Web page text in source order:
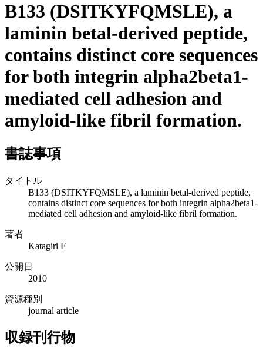
B133 (DSITKYFQMSLE), a
laminin betal-derived peptide,
contains distinct core sequences
for both integrin alpha2beta1-
mediated cell adhesion and
amyloid-like fibril formation.
書誌事項
タイトル
B133 (DSITKYFQMSLE), a laminin betal-derived peptide,
contains distinct core sequences for both integrin alpha2beta1-
mediated cell adhesion and amyloid-like fibril formation.
著者
Katagiri F
公開日
2010
資源種別
journal article
収録刊行物